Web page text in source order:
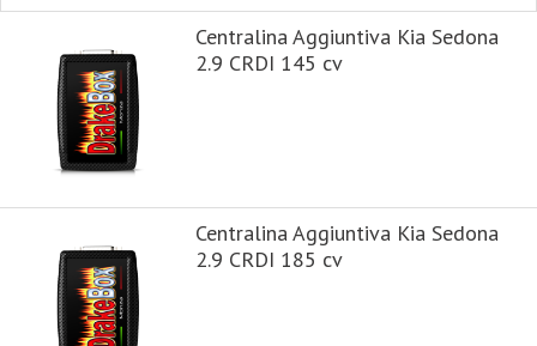
Centralina Aggiuntiva Kia Sedona
2.9 CRDI 145 cv
Centralina Aggiuntiva Kia Sedona
2.9 CRDI 185 cv